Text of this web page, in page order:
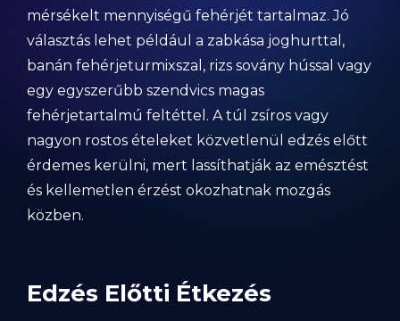
mérsékelt mennyiségű fehérjét tartalmaz. Jó
választás lehet például a zabkása joghurttal,
banán fehérjeturmixszal, rizs sovány hússal vagy
egy egyszerűbb szendvics magas
fehérjetartalmú feltéttel. A túl zsíros vagy
nagyon rostos ételeket közvetlenül edzés előtt
érdemes kerülni, mert lassíthatják az emésztést
és kellemetlen érzést okozhatnak mozgás
közben.
Edzés Előtti Étkezés